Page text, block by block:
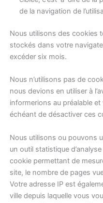
de la navigation de
Nous utilisons des cookies
stockés dans votre
excéder six mois.
Nous n’utilisons pas de
nous devions en utiliser à
informerions au préalable
échéant de désactiver ces
Nous utilisons ou pouvons
un outil statistique
cookie permettant de
site, le nombre de pages
Votre adresse IP est
ville depuis laquelle vous